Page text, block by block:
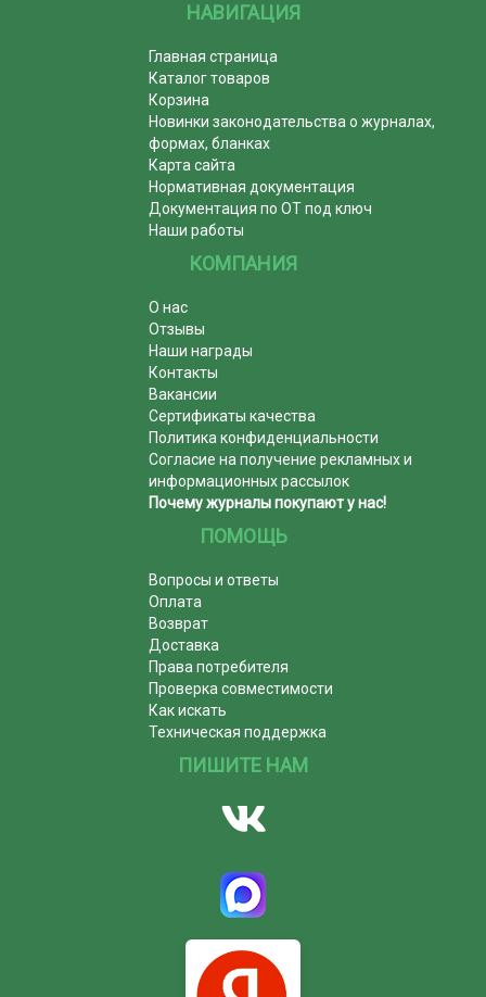
НАВИГАЦИЯ
Главная страница
Каталог товаров
Корзина
Новинки законодательства о журналах,
формах, бланках
Карта сайта
Нормативная документация
Документация по ОТ под ключ
Наши работы
КОМПАНИЯ
О нас
Отзывы
Наши награды
Контакты
Вакансии
Сертификаты качества
Политика конфиденциальности
Согласие на получение рекламных и
информационных рассылок
Почему журналы покупают у нас!
ПОМОЩЬ
Вопросы и ответы
Оплата
Возврат
Доставка
Права потребителя
Проверка совместимости
Как искать
Техническая поддержка
ПИШИТЕ НАМ